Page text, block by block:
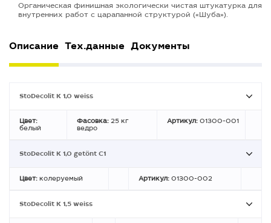
Органическая финишная экологически чистая штукатурка для
внутренних работ с царапанной структурой («Шуба»).
Описание Тех.данные Документы
StoDecolit K 1,0 weiss
Цвет:
белый
Фасовка: 25 кг
ведро
Артикул: 01300-001
StoDecolit K 1,0 getönt C1
Цвет: колеруемый Артикул: 01300-002
StoDecolit K 1,5 weiss